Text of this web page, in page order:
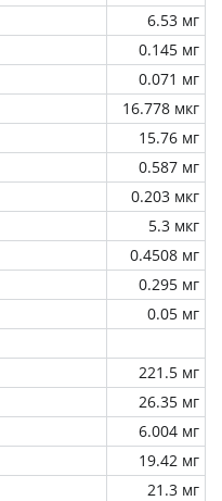
6.53 мг
0.145 мг
0.071 мг
16.778 мкг
15.76 мг
0.587 мг
0.203 мкг
5.3 мкг
0.4508 мг
0.295 мг
0.05 мг
221.5 мг
26.35 мг
6.004 мг
19.42 мг
21.3 мг